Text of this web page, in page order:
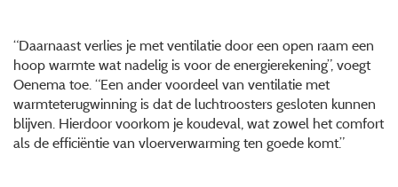
“Daarnaast verlies je met ventilatie door een open raam een
hoop warmte wat nadelig is voor de energierekening”, voegt
Oenema toe. “Een ander voordeel van ventilatie met
warmteterugwinning is dat de luchtroosters gesloten kunnen
blijven. Hierdoor voorkom je koudeval, wat zowel het comfort
als de efficiëntie van vloerverwarming ten goede komt.”